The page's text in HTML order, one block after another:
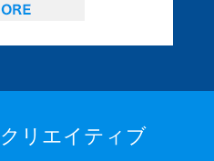
リエイティブ